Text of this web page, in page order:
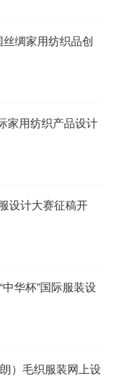
丝绸家用纺织品创
家用纺织产品设计
设计大赛征稿开
华杯”国际服装设
）毛织服装网上设